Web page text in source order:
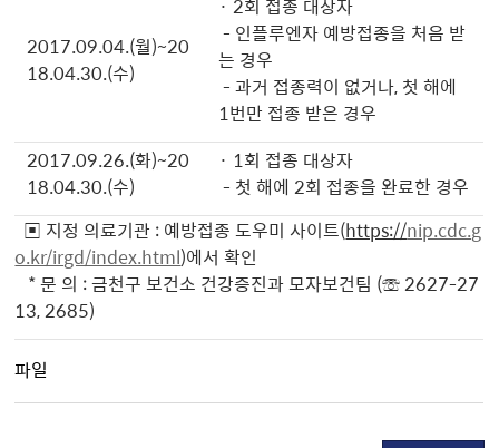
2017.09.04.(월)~20
18.04.30.(수)
- 인플루엔자 예방접종을 처음 받
는 경우
- 과거 접종력이 없거나, 첫 해에
1번만 접종 받은 경우
2017.09.26.(화)~20
18.04.30.(수)
· 1회 접종 대상자
- 첫 해에 2회 접종을 완료한 경우
▣ 지정 의료기관 : 예방접종 도우미 사이트(https://nip.cdc.g
o.kr/irgd/index.html)에서 확인
* 문 의 : 금천구 보건소 건강증진과 모자보건팀 (☏ 2627-27
13, 2685)
파일